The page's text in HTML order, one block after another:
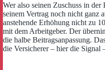
Wer also seinen Zuschuss in
seinem Vertrag noch nicht ganz
anstehende Erhöhung nicht zu
mit dem Arbeitgeber. Der
die halbe Beitragsanpassung.
die Versicherer – hier die Signal